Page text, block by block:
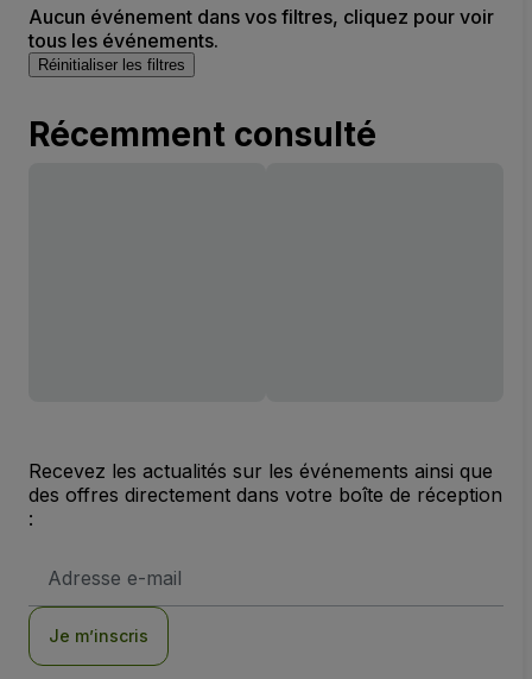
Aucun événement dans vos filtres, cliquez pour voir
tous les événements.
Réinitialiser les filtres
Récemment consulté
Recevez les actualités sur les événements ainsi que
des offres directement dans votre boîte de réception
:
e-
Je m’inscris